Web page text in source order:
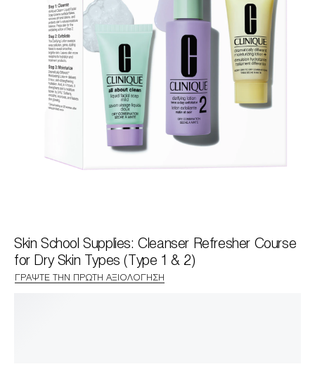
Skin School Supplies: Cleanser Refresher Course
for Dry Skin Types (Type 1 & 2)
ΓΡΆΨΤΕ ΤΗΝ ΠΡΏΤΗ ΑΞΙΟΛΌΓΗΣΗ